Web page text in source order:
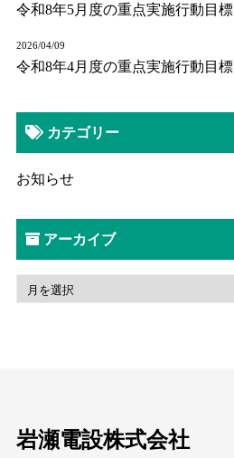
令和8年5月度の重点実施行動目標
2026/04/09
令和8年4月度の重点実施行動目標
カテゴリー
お知らせ
アーカイブ
岩瀬電設株式会社